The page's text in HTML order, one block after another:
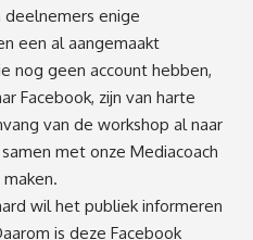
enige
een al aangemaakt
nog geen account hebben,
Facebook, zijn van harte
van de workshop al naar
met onze Mediacoach
wil het publiek informeren
is deze Facebook